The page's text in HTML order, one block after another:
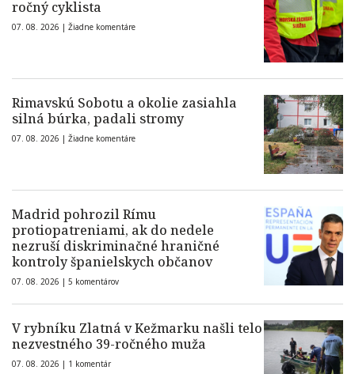
ročný cyklista
07. 08. 2026 | Žiadne komentáre
Rimavskú Sobotu a okolie zasiahla
silná búrka, padali stromy
07. 08. 2026 | Žiadne komentáre
Madrid pohrozil Rímu
protiopatreniami, ak do nedele
nezruší diskriminačné hraničné
kontroly španielskych občanov
07. 08. 2026 | 5 komentárov
V rybníku Zlatná v Kežmarku našli telo
nezvestného 39-ročného muža
07. 08. 2026 | 1 komentár